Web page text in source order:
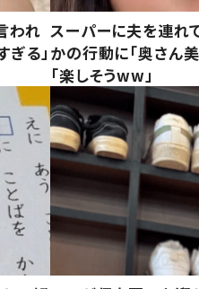
われ
る」
スーパーに夫を連れ
かの行動に「奥さん美
「楽しそうww」